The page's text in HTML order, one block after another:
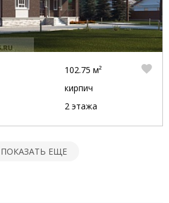
102.75 м²
кирпич
2 этажа
ПОКАЗАТЬ ЕЩЕ